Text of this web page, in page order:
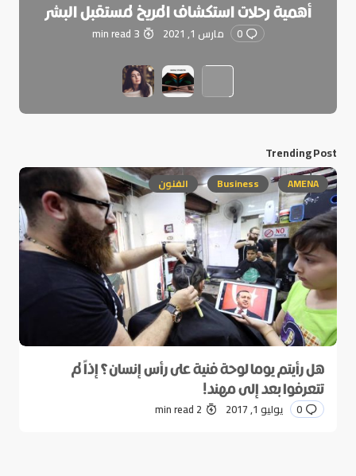
أهمية رحلات استكشاف المريخ لمستقبل البشر
0 مارس 1, 2021 3 min read
Trending Post
AMENA
Business الفنون
هل رأيتم يوما لوحة فنية على رأس إنسان؟ إذاً لم
تتعرفوا بعد إلى مهند!
0 يوليو 1, 2017 2 min read